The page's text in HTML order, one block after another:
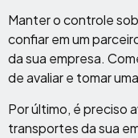
Manter o controle
confiar em um
da sua empresa.
de avaliar e tomar
Por último, é preciso
transportes da sua